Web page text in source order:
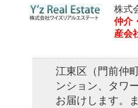
株式
仲介
産会
江東区（門前仲
ンション、タワ
お届けします。